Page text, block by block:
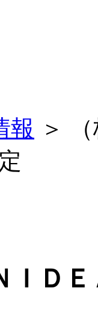
報 ＞
ＩＤ